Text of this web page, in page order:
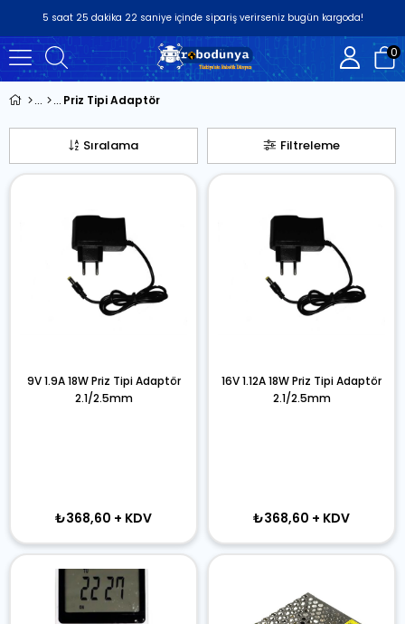
5 saat25 dakika21saniyeiçinde sipariş verirseniz bugünkargoda!
0
Priz Tipi Adaptör
Filtreleme
Sıralama
9V 1.9A 18W Priz Tipi Adaptör
2.1/2.5mm
₺368,60 + KDV
16V 1.12A 18W Priz Tipi Adaptör
2.1/2.5mm
₺368,60 + KDV